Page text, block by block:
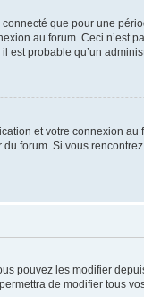
que pour une
au forum. Ceci n’est
probable qu’un
et votre connexion
forum. Si vous
pouvez les modifier
de modifier tous